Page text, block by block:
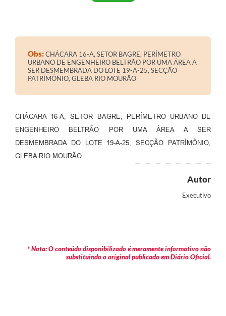
Audiências Públicas
Arquivos para Download
Links
Serviços Online
Telefones Úteis
Obs:CHÁCARA 16-A, SETOR BAGRE, PERÍMETRO
URBANO DE ENGENHEIRO BELTRÃO POR UMA ÁREA A
SER DESMEMBRADA DO LOTE 19-A-25, SECÇÃO
PATRÍMÔNIO, GLEBA RIO MOURÃO
CHÁCARA 16-A, SETOR BAGRE, PERÍMETRO URBANO DE
ENGENHEIRO BELTRÃO POR UMA ÁREA A SER
DESMEMBRADA DO LOTE 19-A-25, SECÇÃO PATRÍMÔNIO,
GLEBA RIO MOURÃO
Autor
Executivo
* Nota: O conteúdo disponibilizado é meramente informativo não
substituindo o original publicado em Diário Oficial.